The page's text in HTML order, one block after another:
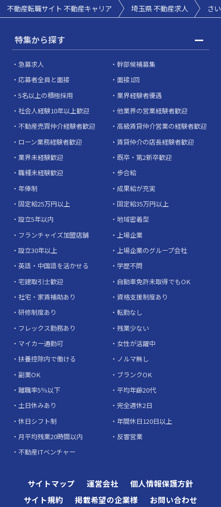
不動産転職サイト 不動産キャリア 埼玉県 不動産求人 さ
特集から探す
急募求人
幹部候補募集
応募者全員と面接
面接1回
5名以上の積極採用
業界経験者優遇
社会人経験10年以上歓迎
他業界の営業経験者歓迎
不動産売買仲介経験者歓迎
高級賃貸仲介営業の経験者歓迎
ローン業務経験者歓迎
賃貸仲介の店長経験者歓迎
業界未経験歓迎
既卒・第2新卒歓迎
職種未経験歓迎
歩合給
年俸制
成果給が充実
固定給25万円以上
固定給35万円以上
設立5年以内
地域密着型
フランチャイズ加盟店舗
上場企業
設立30年以上
上場企業のグループ会社
英語・中国語を活かせる
学歴不問
宅建取引士歓迎
自動車免許未取得でもOK
社宅・家賃補助あり
資格支援制度あり
研修制度あり
転勤なし
フレックス勤務あり
残業少ない
マイカー通勤可
女性が活躍中
扶養控除内で働ける
ノルマ無し
副業OK
ブランクOK
離職率5％以下
平均年齢20代
土日休みあり
完全週休2日
休日シフト制
年間休日120日以上
月平均残業20時間以内
反響営業
不動産ITベンチャー
サイトマップ 運営会社
個人情報保護方針
サイト規約
掲載希望の企業様 お問い合わせ